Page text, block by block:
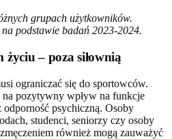
grupach użytkowników.
podstawie badań 2023-2024.
– poza siłownią
ograniczać się do sportowców.
pozytywny wpływ na funkcje
psychiczną. Osoby
studenci, seniorzy czy osoby
również mogą zauważyć